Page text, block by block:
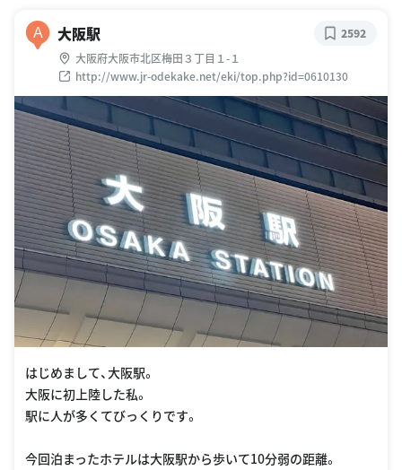
A 大阪駅
大阪府大阪市北区梅田３丁目１-１
http://www.jr-odekake.net/eki/top.php?id=0610130
2592
はじめまして、大阪駅。
大阪に初上陸した私。
駅に人が多くてびっくりです。
今回泊まったホテルは大阪駅から歩いて10分弱の距離。